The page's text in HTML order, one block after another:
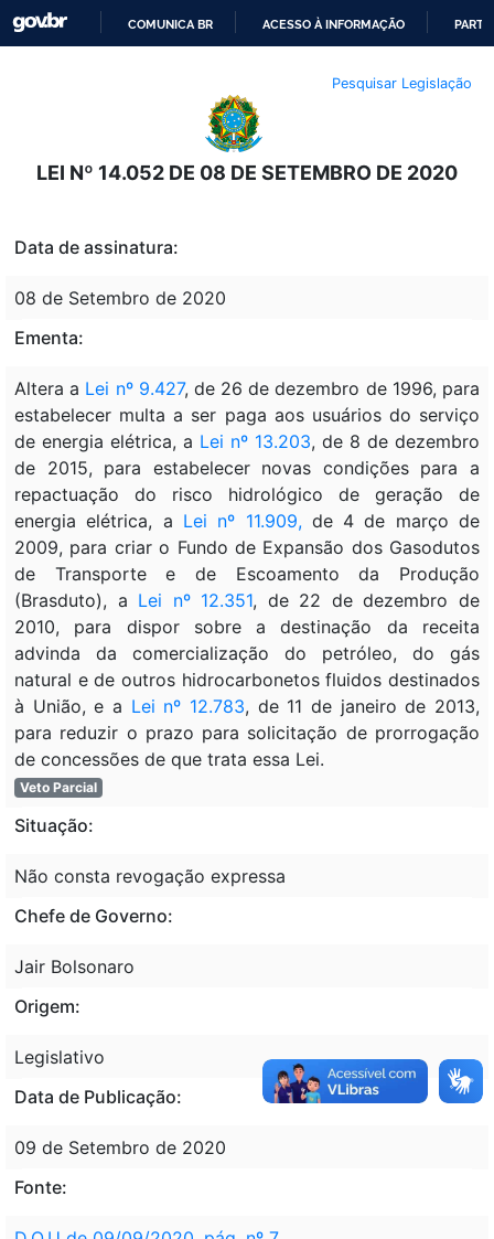
O
CONTEÚDO
COMUNICA BR ACESSO À INFORMAÇÃO
Pesquisar Legislação
LEI Nº 14.052 DE 08 DE SETEMBRO DE 2020
Data de assinatura:
08 de Setembro de 2020
Ementa:
Altera a Lei nº 9.427, de 26 de dezembro de 1996, para
estabelecer multa a ser paga aos usuários do serviço
de energia elétrica, a Lei nº 13.203, de 8 de dezembro
de 2015, para estabelecer novas condições para a
repactuação do risco hidrológico de geração de
energia elétrica, a Lei nº 11.909,de 4 de março de
2009, para criar o Fundo de Expansão dos Gasodutos
de Transporte e de Escoamento da Produção
(Brasduto), a Lei nº 12.351, de 22 de dezembro de
2010, para dispor sobre a destinação da receita
advinda da comercialização do petróleo, do gás
natural e de outros hidrocarbonetos fluidos destinados
à União, e a Lei nº 12.783, de 11 de janeiro de 2013,
para reduzir o prazo para solicitação de prorrogação
de concessões de que trata essa Lei.
Veto Parcial
Situação:
Não consta revogação expressa
Chefe de Governo:
Jair Bolsonaro
Origem:
Legislativo
Data de Publicação:
09 de Setembro de 2020
Fonte: